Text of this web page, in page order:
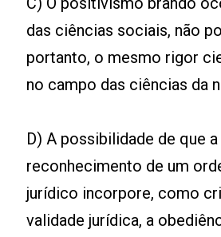
das ciências sociais, não
portanto, o mesmo rigor
no campo das ciências da
D) A possibilidade de que
reconhecimento de um
jurídico incorpore, como
validade jurídica, a